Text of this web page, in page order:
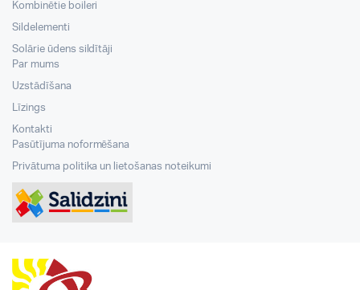
Kombinētie boileri
Sildelementi
Solārie ūdens sildītāji
Par mums
Uzstādīšana
Līzings
Kontakti
Pasūtījuma noformēšana
Privātuma politika un lietošanas noteikumi